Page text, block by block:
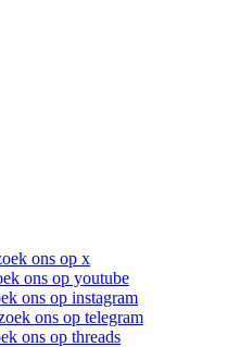
ons op x
ons op youtube
ons op instagram
ons op telegram
ons op threads